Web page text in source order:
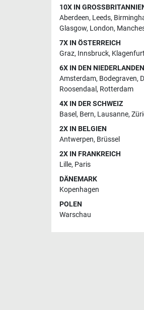
10X IN
Aberdeen, Leeds,
Glasgow, London,
7X IN ÖSTERREICH
Graz, Innsbruck, Klagenfurt
6X IN DEN NIEDERLANDEN
Amsterdam, Bodegraven,
Roosendaal , Rotterdam
4X IN DER SCHWEIZ
Basel, Bern, Lausanne,
2X IN BELGIEN
Antwerpen, Brüssel
2X IN FRANKREICH
Lille, Paris
DÄNEMARK
Kopenhagen
POLEN
Warschau